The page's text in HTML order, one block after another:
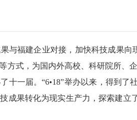
与福建企业对接，加快科技成果向
方式，为国内外高校、科研院所
十一届。“6•18”举办以来，得到
成果转化为现实生产力，探索建